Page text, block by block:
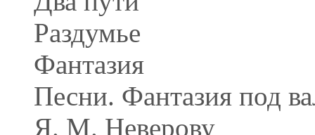
Раздумье
Фантазия
Песни. Фантазия под
Я. М. Неверову